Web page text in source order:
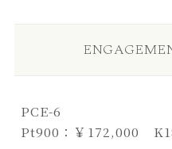
PCE-6
Pt900：￥172,000